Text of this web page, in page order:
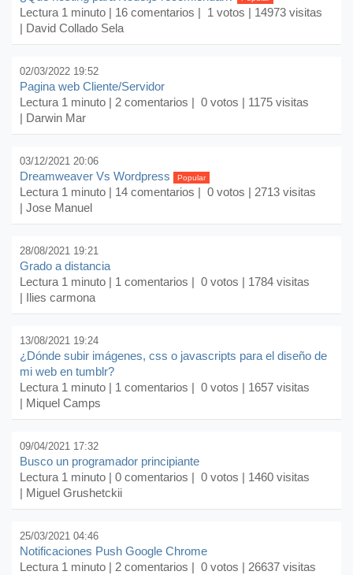
Lectura 1 minuto | 16 comentarios | 1 votos | 14973 visitas
| David Collado Sela
02/03/2022 19:52
Pagina web Cliente/Servidor
Lectura 1 minuto | 2 comentarios | 0 votos | 1175 visitas
| Darwin Mar
03/12/2021 20:06
Dreamweaver Vs Wordpress Popular
Lectura 1 minuto | 14 comentarios | 0 votos | 2713 visitas
| Jose Manuel
28/08/2021 19:21
Grado a distancia
Lectura 1 minuto | 1 comentarios | 0 votos | 1784 visitas
| Ilies carmona
13/08/2021 19:24
¿Dónde subir imágenes, css o javascripts para el diseño de
mi web en tumblr?
Lectura 1 minuto | 1 comentarios | 0 votos | 1657 visitas
| Miquel Camps
09/04/2021 17:32
Busco un programador principiante
Lectura 1 minuto | 0 comentarios | 0 votos | 1460 visitas
| Miguel Grushetckii
25/03/2021 04:46
Notificaciones Push Google Chrome
Lectura 1 minuto | 2 comentarios | 0 votos | 26637 visitas